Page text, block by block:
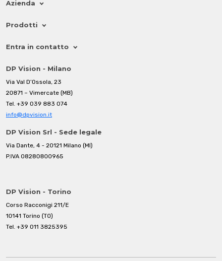
Azienda
Prodotti
Entra in contatto
DP Vision - Milano
Via Val D’Ossola, 23
20871 – Vimercate (MB)
Tel. +39 039 883 074
info@dpvision.it
DP Vision Srl - Sede legale
Via Dante, 4 - 20121 Milano (MI)
P.IVA 08280800965
DP Vision - Torino
Corso Racconigi 211/E
10141 Torino (TO)
Tel. +39 011 3825395